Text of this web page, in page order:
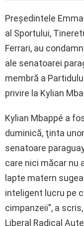
Preşedintele
al Sportului,
Ferrari, au
ale senatoarei
membră a
privire la Kylian
Kylian Mbappé a
duminică, ţinta
senatoare
care nici măcar nu
lapte matern
inteligent lucru pe
cimpanzeii”, a
Liberal Radical